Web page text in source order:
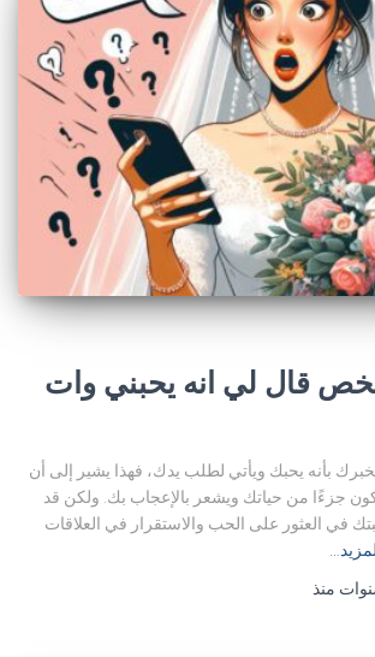
قال لي انه يحبني وات
بأنه يحبك ويأتي لطلب يدك، فهذا يشير إلى أن
جزءًا من حياتك ويشعر بالإعجاب بك. ولكن قد
في العثور على الحب والاستقرار في العلاقات
منذ